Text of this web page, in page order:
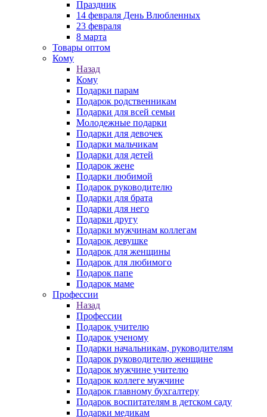
Праздник
14 февраля День Влюбленных
23 февраля
8 марта
Товары оптом
Кому
Назад
Кому
Подарки парам
Подарок родственникам
Подарки для всей семьи
Молодежные подарки
Подарки для девочек
Подарки мальчикам
Подарки для детей
Подарок жене
Подарки любимой
Подарок руководителю
Подарки для брата
Подарки для него
Подарки другу
Подарки мужчинам коллегам
Подарок девушке
Подарок для женщины
Подарок для любимого
Подарок папе
Подарок маме
Профессии
Назад
Профессии
Подарок учителю
Подарок ученому
Подарки начальникам, руководителям
Подарок руководителю женщине
Подарок мужчине учителю
Подарок коллеге мужчине
Подарок главному бухгалтеру
Подарок воспитателям в детском саду
Подарки медикам